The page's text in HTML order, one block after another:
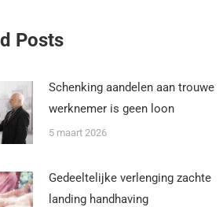
Posts
Schenking aandelen aan trouwe
werknemer is geen loon
5 maart 2026
Gedeeltelijke verlenging zachte
landing handhaving